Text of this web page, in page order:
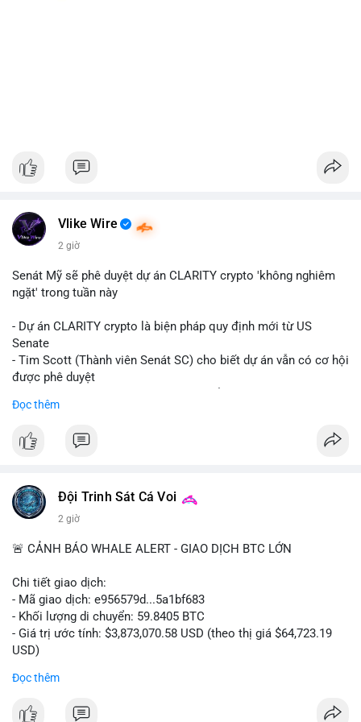
Vlike Wire
2 giờ
Senát Mỹ sẽ phê duyệt dự án CLARITY crypto 'không nghiêm
ngặt' trong tuần này
- Dự án CLARITY crypto là biện pháp quy định mới từ US
Senate
- Tim Scott (Thành viên Senát SC) cho biết dự án vẫn có cơ hội
được phê duyệt
trình
#vlikevn #titanbot
Đọc thêm
Đội Trinh Sát Cá Voi
2 giờ
🚨 CẢNH BÁO WHALE ALERT - GIAO DỊCH BTC LỚN
Chi tiết giao dịch:
- Mã giao dịch: e956579d...5a1bf683
- Khối lượng di chuyển: 59.8405 BTC
- Giá trị ước tính: $3,873,070.58 USD (theo thị giá $64,723.19
USD)
kích hoạt di chuyển trong mempool. Với quy mô này, khả năng
Đọc thêm